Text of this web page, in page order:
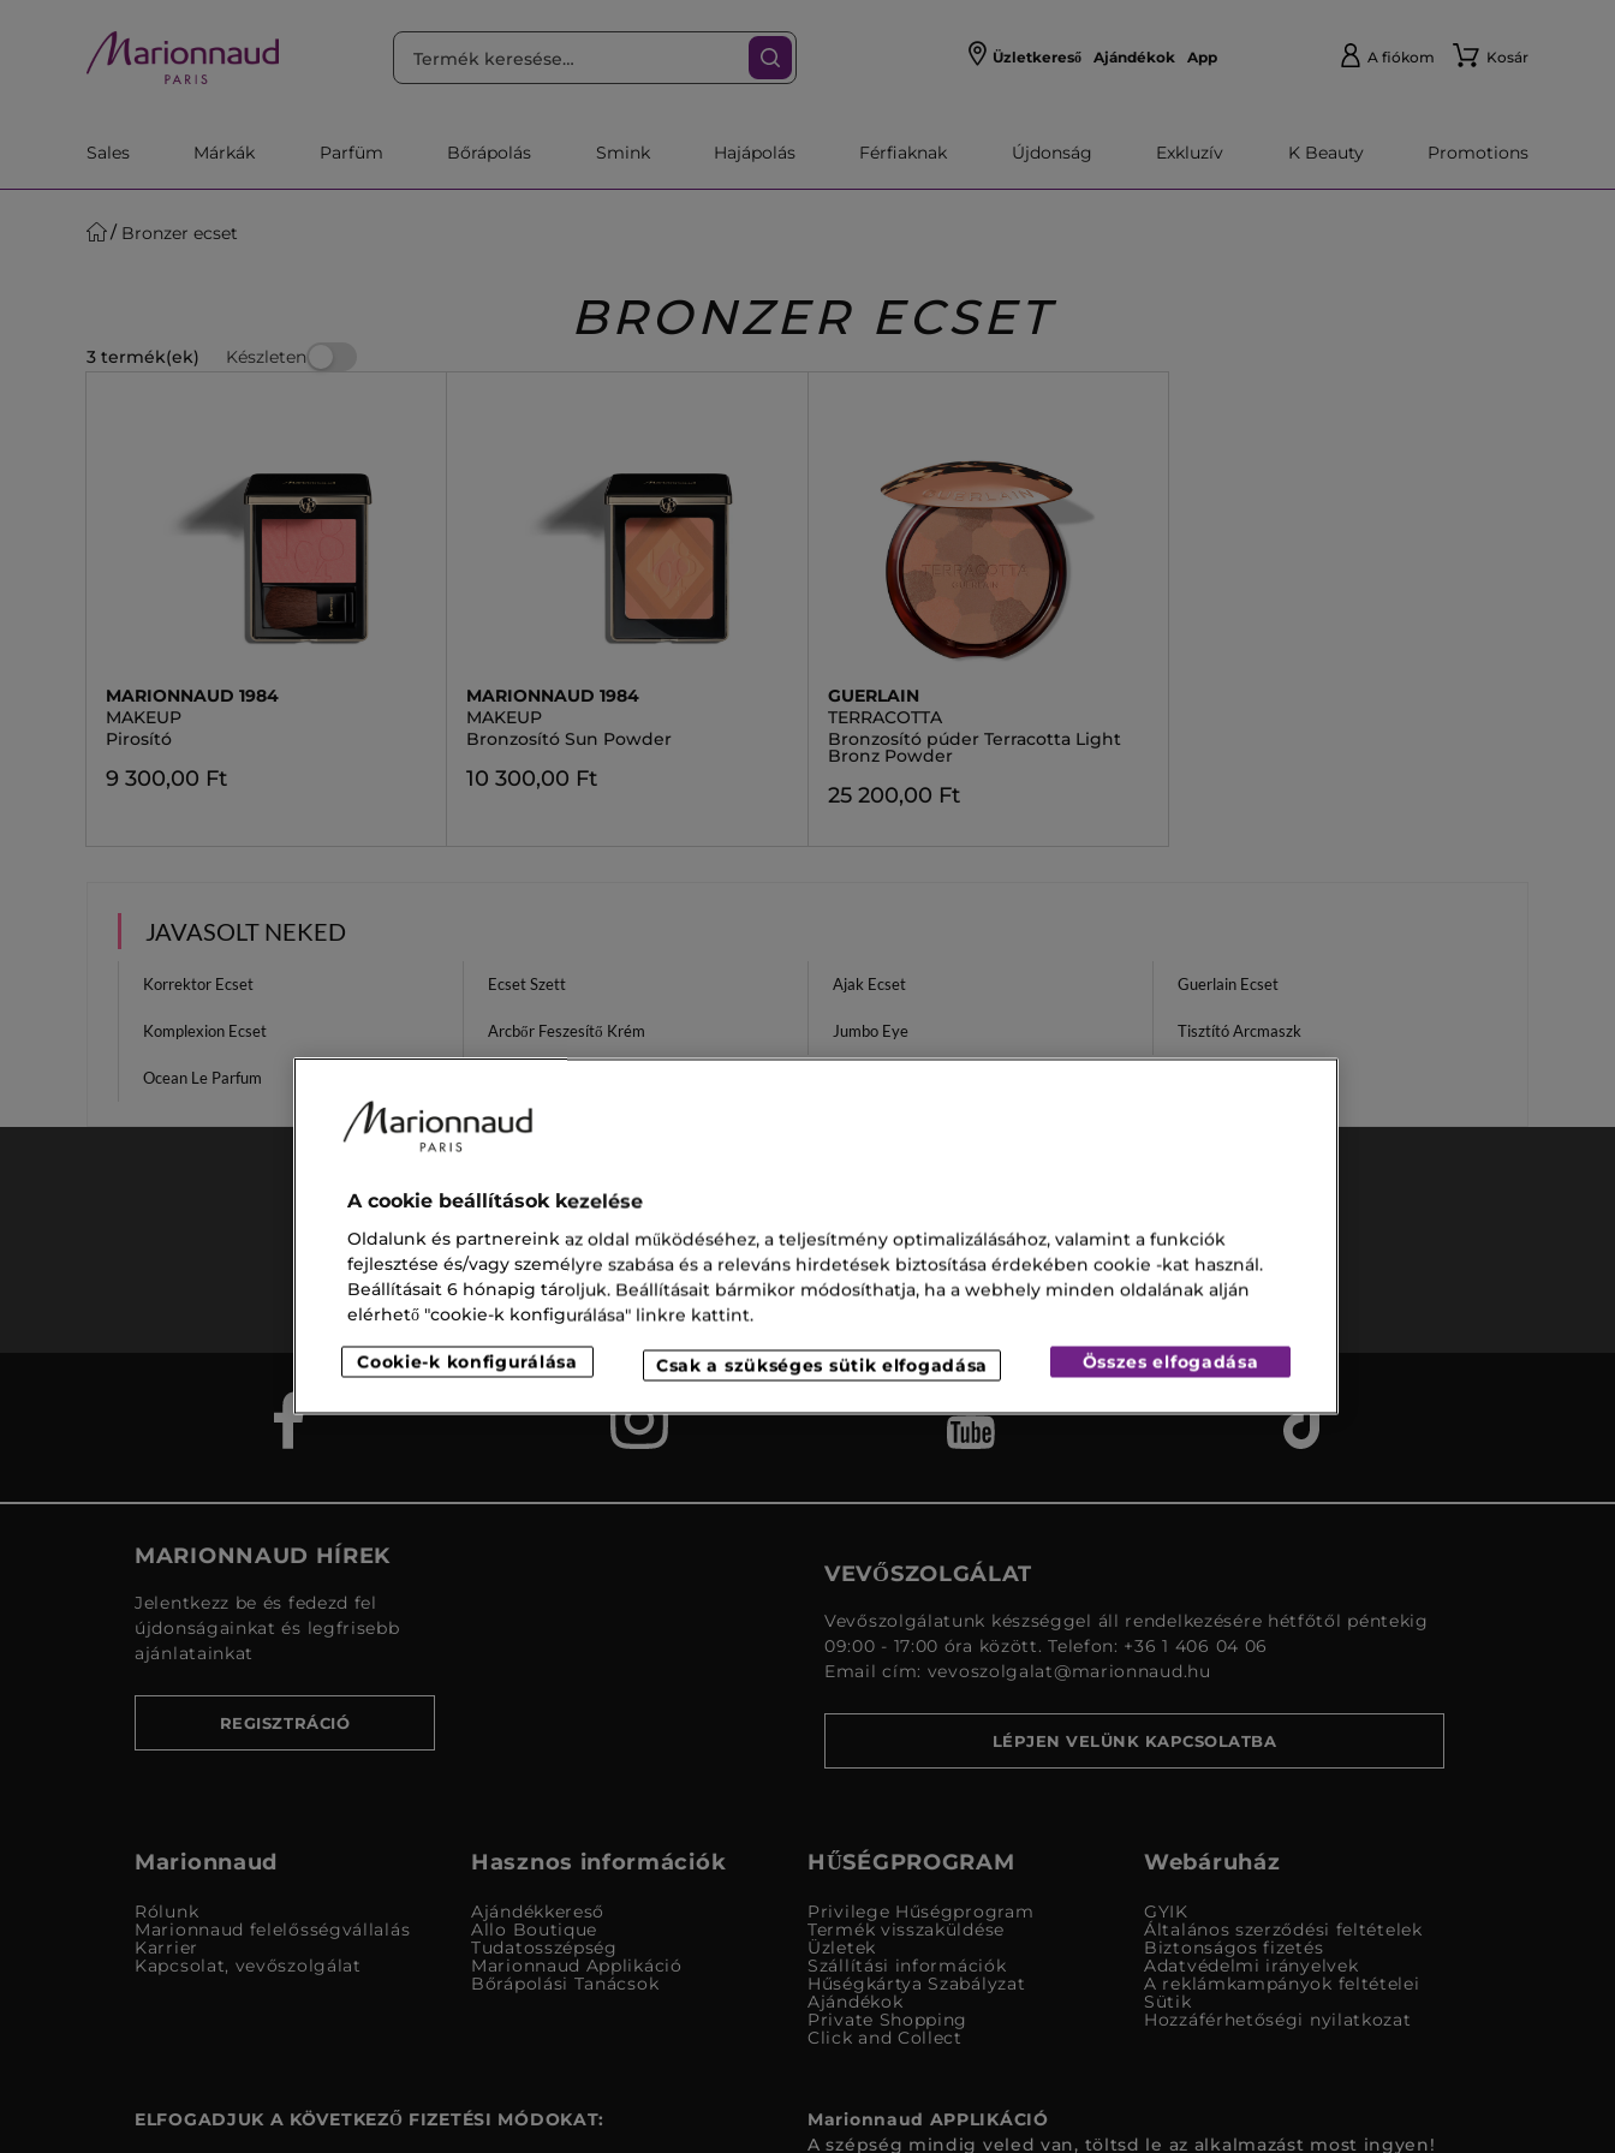
Üzletkereső Ajándékok App A fiókom Kosár
Sales Márkák Parfüm Bőrápolás Smink Hajápolás Férfiaknak Újdonság Exkluzív K Beauty Promotions
Bronzer ecset
BRONZER ECSET
3 termék(ek) Készleten
MARIONNAUD 1984
MAKEUP
Pirosító
9 300,00 Ft
MARIONNAUD 1984
MAKEUP
Bronzosító Sun Powder
10 300,00 Ft
GUERLAIN
TERRACOTTA
Bronzosító púder Terracotta Light
Bronz Powder
25 200,00 Ft
JAVASOLT NEKED
Korrektor Ecset Ecset Szett Ajak Ecset Guerlain Ecset
Komplexion Ecset Arcbőr Feszesítő Krém Jumbo Eye Tisztító Arcmaszk
Ocean Le Parfum
Ingyenes
szállítás
15.000 ft
felett
Ingyenes
szállítás az
üzletbe
Vevőszolgálat
Biztonságos
fizetés
MARIONNAUD HÍREK
Jelentkezz be és fedezd fel
újdonságainkat és legfrisebb
ajánlatainkat
REGISZTRÁCIÓ
VEVŐSZOLGÁLAT
Vevőszolgálatunk készséggel áll rendelkezésére hétfőtől péntekig
09:00 - 17:00 óra között. Telefon: +36 1 406 04 06
Email cím: vevoszolgalat@marionnaud.hu
LÉPJEN VELÜNK KAPCSOLATBA
Marionnaud
Rólunk
Marionnaud felelősségvállalás
Karrier
Kapcsolat, vevőszolgálat
Hasznos információk
Ajándékkereső
Allo Boutique
Tudatosszépség
Marionnaud Applikáció
Bőrápolási Tanácsok
HŰSÉGPROGRAM
Privilege Hűségprogram
Termék visszaküldése
Üzletek
Szállítási információk
Hűségkártya Szabályzat
Ajándékok
Private Shopping
Click and Collect
Webáruház
GYIK
Általános szerződési feltételek
Biztonságos fizetés
Adatvédelmi irányelvek
A reklámkampányok feltételei
Sütik
Hozzáférhetőségi nyilatkozat
ELFOGADJUK A KÖVETKEZŐ FIZETÉSI MÓDOKAT:
Marionnaud APPLIKÁCIÓ
A szépség mindig veled van, töltsd le az alkalmazást most ingyen!
A cookie beállítások kezelése
Oldalunk és partnereink az oldal működéséhez, a teljesítmény optimalizálásához, valamint a funkciók
fejlesztése és/vagy személyre szabása és a releváns hirdetések biztosítása érdekében cookie -kat használ.
Beállításait 6 hónapig tároljuk. Beállításait bármikor módosíthatja, ha a webhely minden oldalának alján
elérhető "cookie-k konfigurálása" linkre kattint.
Cookie-k konfigurálása Csak a szükséges sütik elfogadása Összes elfogadása